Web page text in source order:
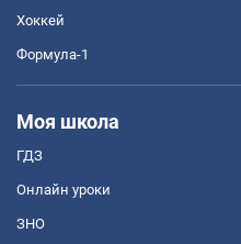
Хоккей
Формула-1
Моя школа
ГДЗ
Онлайн уроки
ЗНО